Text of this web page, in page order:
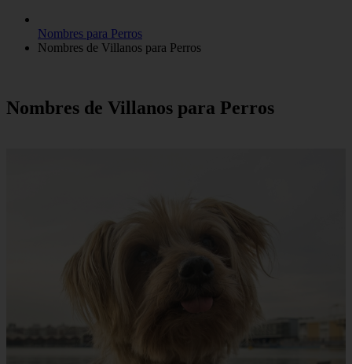
Nombres para Perros
Nombres de Villanos para Perros
Nombres de Villanos para Perros